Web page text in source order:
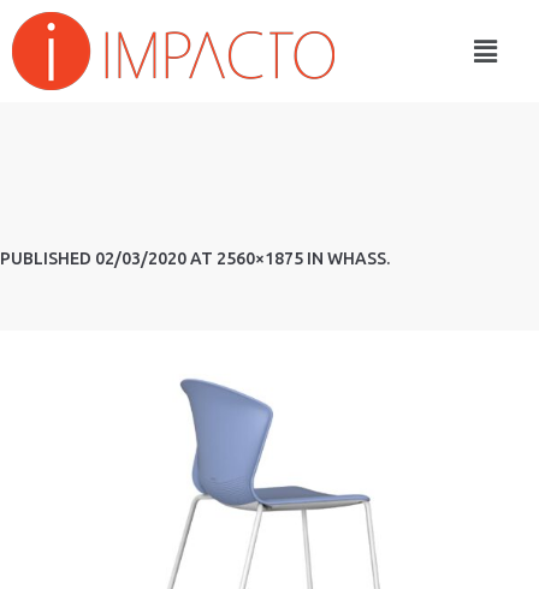
PUBLISHED 02/03/2020AT 2560×1875 IN WHASS.